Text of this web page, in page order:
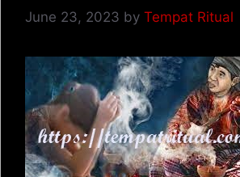
June 23, 2023 by Tempat Ritual